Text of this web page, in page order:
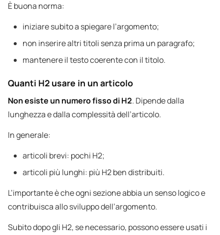
È buona norma:
iniziare subito a spiegare l’argomento;
non inserire altri titoli senza prima un paragrafo;
mantenere il testo coerente con il titolo.
Quanti H2 usare in un articolo
Non esiste un numero fisso di H2. Dipende dalla
lunghezza e dalla complessità dell’articolo.
In generale:
articoli brevi: pochi H2;
articoli più lunghi: più H2 ben distribuiti.
L’importante è che ogni sezione abbia un senso logico e
contribuisca allo sviluppo dell’argomento.
Subito dopo gli H2, se necessario, possono essere usati i